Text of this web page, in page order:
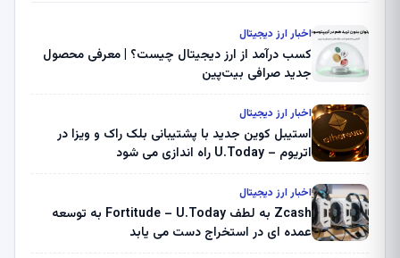
اخبار ارز دیجیتال
کسب درآمد از ارز دیجیتال چیست؟ | معرفی محصول
جدید صرافی بیت‌پین
اخبار ارز دیجیتال
استیبل کوین جدید با پشتیبانی بلک راک و ویزا در
اتریوم – U.Today راه اندازی می شود
اخبار ارز دیجیتال
Zcash به لطف Fortitude – U.Today به توسعه
عمده ای در استخراج دست می یابد